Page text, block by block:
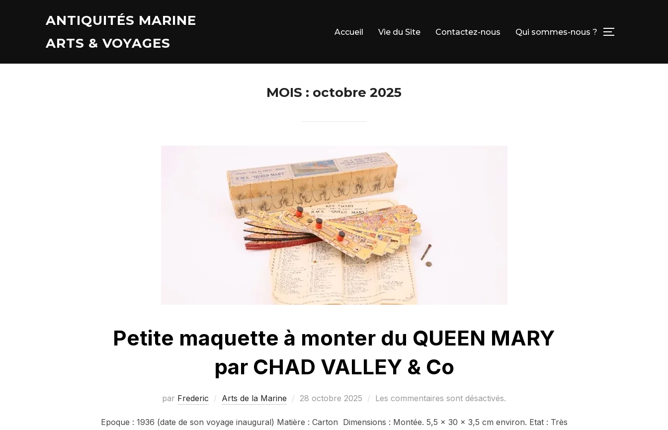
ANTIQUITÉS MARINE
ARTS & VOYAGES
Accueil Vie du Site Contactez-nous Qui sommes-nous ? PERMUTER
MOIS : octobre 2025
Petite maquette à monter du QUEEN MARY
par CHAD VALLEY & Co
par Frederic Arts de la Marine
Publié
28 octobre 2025 Les commentaires sont désactivés.
Epoque : 1936 (date de son voyage inaugural) Matière : Carton Dimensions : Montée. 5,5 x 30 x 3,5 cm environ. Etat : Très